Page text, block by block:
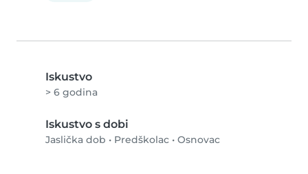
Iskustvo
> 6 godina
Iskustvo s dobi
Jaslička dob • Predškolac • Osnovac